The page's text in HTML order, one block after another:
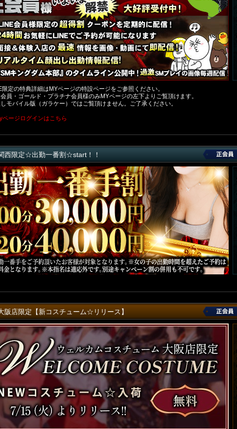
限定の特典詳細はMYページの特設ページをご参照ください。
員・ゴールド・プラチナ会員様のみMYページの左下よりご覧頂けます。
モバイル版（ガラケー）ではご覧頂けません。ご了承ください。
ページログインはこちら
西限定☆出勤一番割☆start！！
阪店限定【新コスチューム☆リリース】